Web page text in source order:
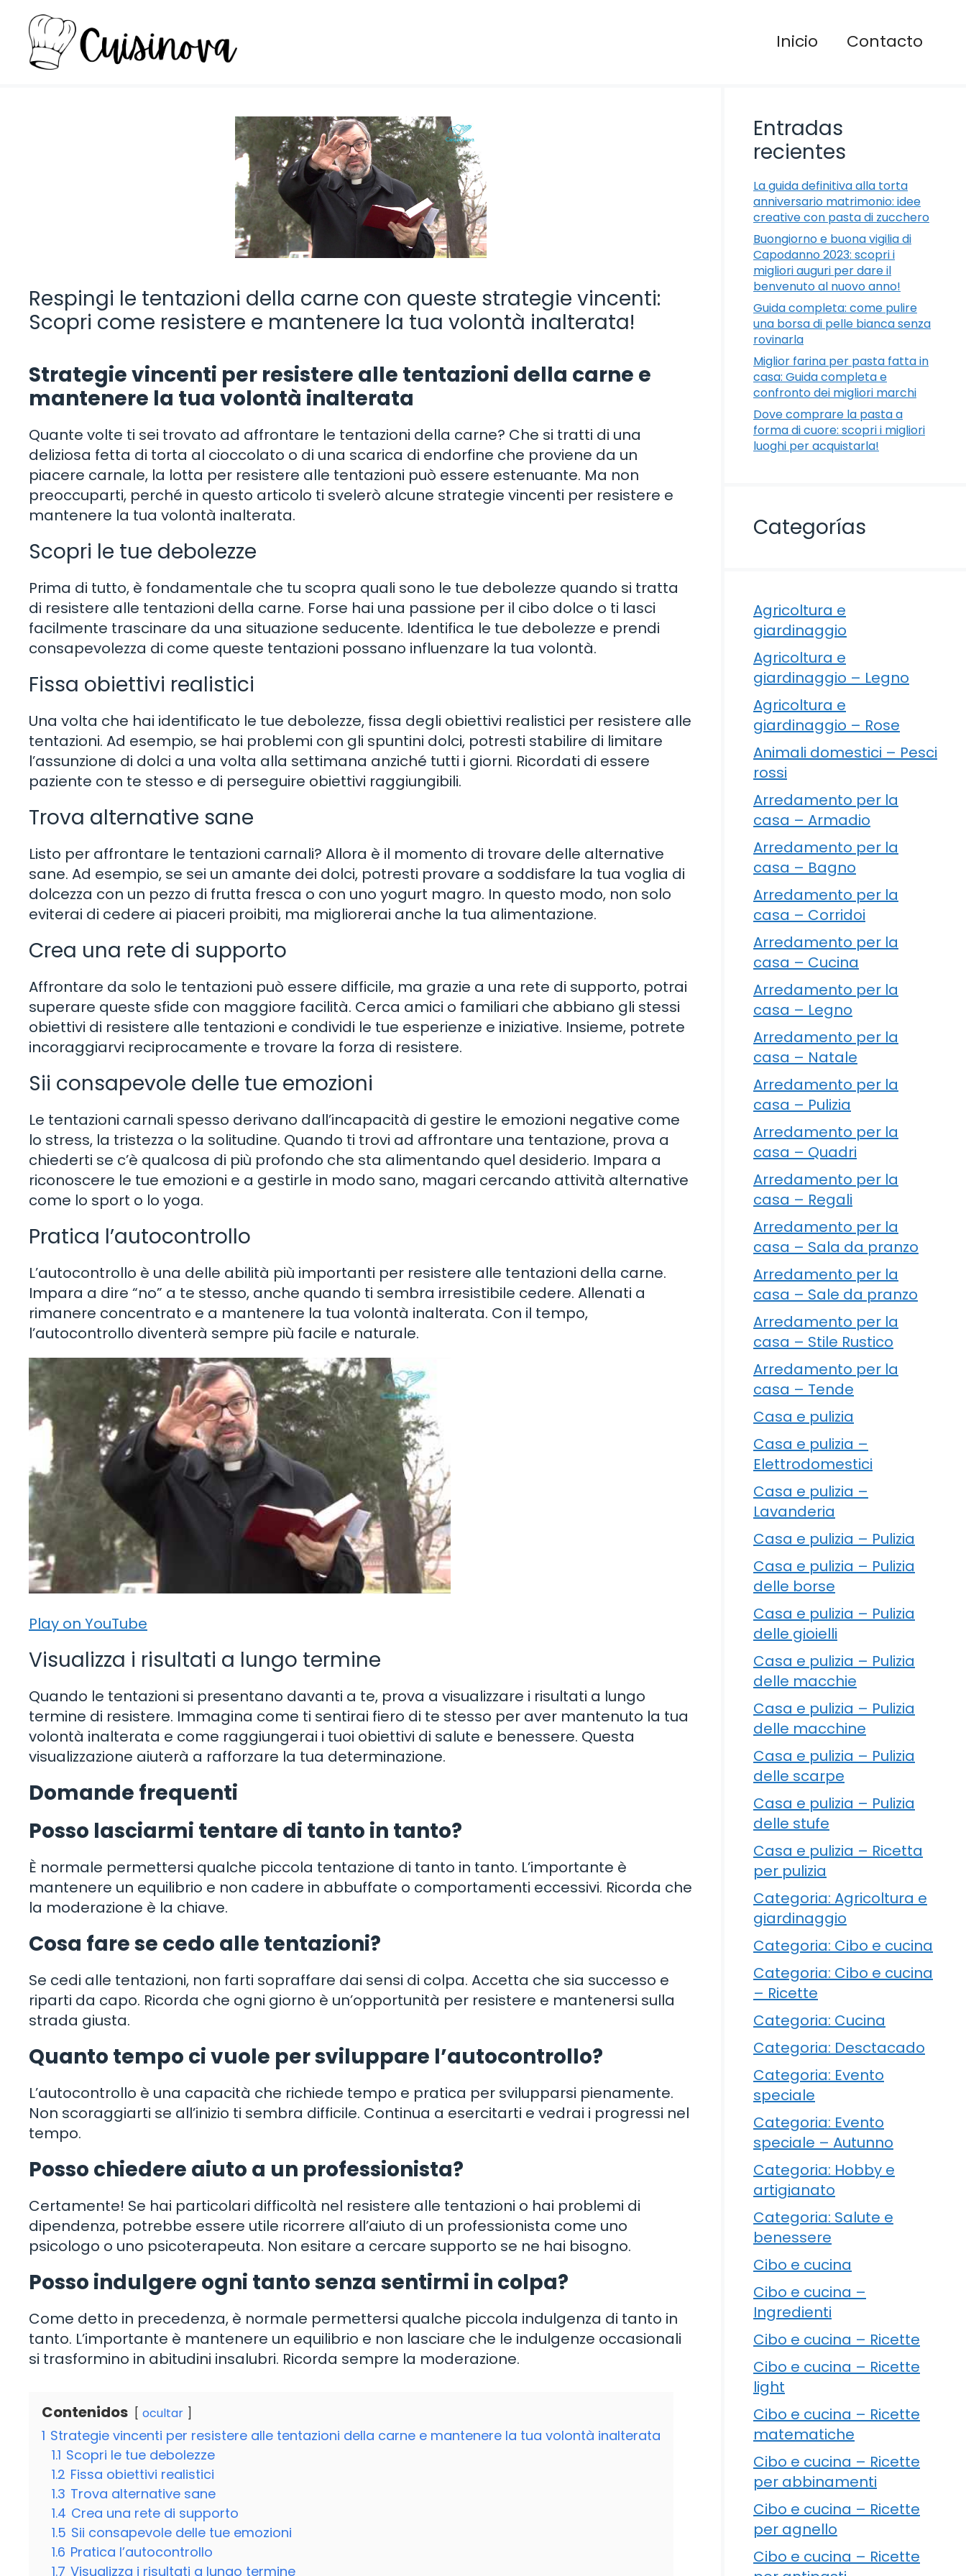
contenuto
Inicio Contacto
Respingi le tentazioni della carne con queste strategie vincenti:
Scopri come resistere e mantenere la tua volontà inalterata!
Strategie vincenti per resistere alle tentazioni della carne e
mantenere la tua volontà inalterata
Quante volte ti sei trovato ad affrontare le tentazioni della carne? Che si tratti di una
deliziosa fetta di torta al cioccolato o di una scarica di endorfine che proviene da un
piacere carnale, la lotta per resistere alle tentazioni può essere estenuante. Ma non
preoccuparti, perché in questo articolo ti svelerò alcune strategie vincenti per resistere e
mantenere la tua volontà inalterata.
Scopri le tue debolezze
Prima di tutto, è fondamentale che tu scopra quali sono le tue debolezze quando si tratta
di resistere alle tentazioni della carne. Forse hai una passione per il cibo dolce o ti lasci
facilmente trascinare da una situazione seducente. Identifica le tue debolezze e prendi
consapevolezza di come queste tentazioni possano influenzare la tua volontà.
Fissa obiettivi realistici
Una volta che hai identificato le tue debolezze, fissa degli obiettivi realistici per resistere alle
tentazioni. Ad esempio, se hai problemi con gli spuntini dolci, potresti stabilire di limitare
l’assunzione di dolci a una volta alla settimana anziché tutti i giorni. Ricordati di essere
paziente con te stesso e di perseguire obiettivi raggiungibili.
Trova alternative sane
Listo per affrontare le tentazioni carnali? Allora è il momento di trovare delle alternative
sane. Ad esempio, se sei un amante dei dolci, potresti provare a soddisfare la tua voglia di
dolcezza con un pezzo di frutta fresca o con uno yogurt magro. In questo modo, non solo
eviterai di cedere ai piaceri proibiti, ma migliorerai anche la tua alimentazione.
Crea una rete di supporto
Affrontare da solo le tentazioni può essere difficile, ma grazie a una rete di supporto, potrai
superare queste sfide con maggiore facilità. Cerca amici o familiari che abbiano gli stessi
obiettivi di resistere alle tentazioni e condividi le tue esperienze e iniziative. Insieme, potrete
incoraggiarvi reciprocamente e trovare la forza di resistere.
Sii consapevole delle tue emozioni
Le tentazioni carnali spesso derivano dall’incapacità di gestire le emozioni negative come
lo stress, la tristezza o la solitudine. Quando ti trovi ad affrontare una tentazione, prova a
chiederti se c’è qualcosa di più profondo che sta alimentando quel desiderio. Impara a
riconoscere le tue emozioni e a gestirle in modo sano, magari cercando attività alternative
come lo sport o lo yoga.
Pratica l’autocontrollo
L’autocontrollo è una delle abilità più importanti per resistere alle tentazioni della carne.
Impara a dire “no” a te stesso, anche quando ti sembra irresistibile cedere. Allenati a
rimanere concentrato e a mantenere la tua volontà inalterata. Con il tempo,
l’autocontrollo diventerà sempre più facile e naturale.
Play on YouTube
Visualizza i risultati a lungo termine
Quando le tentazioni si presentano davanti a te, prova a visualizzare i risultati a lungo
termine di resistere. Immagina come ti sentirai fiero di te stesso per aver mantenuto la tua
volontà inalterata e come raggiungerai i tuoi obiettivi di salute e benessere. Questa
visualizzazione aiuterà a rafforzare la tua determinazione.
Domande frequenti
Posso lasciarmi tentare di tanto in tanto?
È normale permettersi qualche piccola tentazione di tanto in tanto. L’importante è
mantenere un equilibrio e non cadere in abbuffate o comportamenti eccessivi. Ricorda che
la moderazione è la chiave.
Cosa fare se cedo alle tentazioni?
Se cedi alle tentazioni, non farti sopraffare dai sensi di colpa. Accetta che sia successo e
riparti da capo. Ricorda che ogni giorno è un’opportunità per resistere e mantenersi sulla
strada giusta.
Quanto tempo ci vuole per sviluppare l’autocontrollo?
L’autocontrollo è una capacità che richiede tempo e pratica per svilupparsi pienamente.
Non scoraggiarti se all’inizio ti sembra difficile. Continua a esercitarti e vedrai i progressi nel
tempo.
Posso chiedere aiuto a un professionista?
Certamente! Se hai particolari difficoltà nel resistere alle tentazioni o hai problemi di
dipendenza, potrebbe essere utile ricorrere all’aiuto di un professionista come uno
psicologo o uno psicoterapeuta. Non esitare a cercare supporto se ne hai bisogno.
Posso indulgere ogni tanto senza sentirmi in colpa?
Come detto in precedenza, è normale permettersi qualche piccola indulgenza di tanto in
tanto. L’importante è mantenere un equilibrio e non lasciare che le indulgenze occasionali
si trasformino in abitudini insalubri. Ricorda sempre la moderazione.
Contenidos ocultar
1 Strategie vincenti per resistere alle tentazioni della carne e mantenere la tua volontà inalterata
1.1 Scopri le tue debolezze
1.2 Fissa obiettivi realistici
1.3 Trova alternative sane
1.4 Crea una rete di supporto
1.5 Sii consapevole delle tue emozioni
1.6 Pratica l’autocontrollo
1.7 Visualizza i risultati a lungo termine
Entradas
recientes
La guida definitiva alla torta
anniversario matrimonio: idee
creative con pasta di zucchero
Buongiorno e buona vigilia di
Capodanno 2023: scopri i
migliori auguri per dare il
benvenuto al nuovo anno!
Guida completa: come pulire
una borsa di pelle bianca senza
rovinarla
Miglior farina per pasta fatta in
casa: Guida completa e
confronto dei migliori marchi
Dove comprare la pasta a
forma di cuore: scopri i migliori
luoghi per acquistarla!
Categorías
Agricoltura e
giardinaggio
Agricoltura e
giardinaggio – Legno
Agricoltura e
giardinaggio – Rose
Animali domestici – Pesci
rossi
Arredamento per la
casa – Armadio
Arredamento per la
casa – Bagno
Arredamento per la
casa – Corridoi
Arredamento per la
casa – Cucina
Arredamento per la
casa – Legno
Arredamento per la
casa – Natale
Arredamento per la
casa – Pulizia
Arredamento per la
casa – Quadri
Arredamento per la
casa – Regali
Arredamento per la
casa – Sala da pranzo
Arredamento per la
casa – Sale da pranzo
Arredamento per la
casa – Stile Rustico
Arredamento per la
casa – Tende
Casa e pulizia
Casa e pulizia –
Elettrodomestici
Casa e pulizia –
Lavanderia
Casa e pulizia – Pulizia
Casa e pulizia – Pulizia
delle borse
Casa e pulizia – Pulizia
delle gioielli
Casa e pulizia – Pulizia
delle macchie
Casa e pulizia – Pulizia
delle macchine
Casa e pulizia – Pulizia
delle scarpe
Casa e pulizia – Pulizia
delle stufe
Casa e pulizia – Ricetta
per pulizia
Categoria: Agricoltura e
giardinaggio
Categoria: Cibo e cucina
Categoria: Cibo e cucina
– Ricette
Categoria: Cucina
Categoria: Desctacado
Categoria: Evento
speciale
Categoria: Evento
speciale – Autunno
Categoria: Hobby e
artigianato
Categoria: Salute e
benessere
Cibo e cucina
Cibo e cucina –
Ingredienti
Cibo e cucina – Ricette
Cibo e cucina – Ricette
light
Cibo e cucina – Ricette
matematiche
Cibo e cucina – Ricette
per abbinamenti
Cibo e cucina – Ricette
per agnello
Cibo e cucina – Ricette